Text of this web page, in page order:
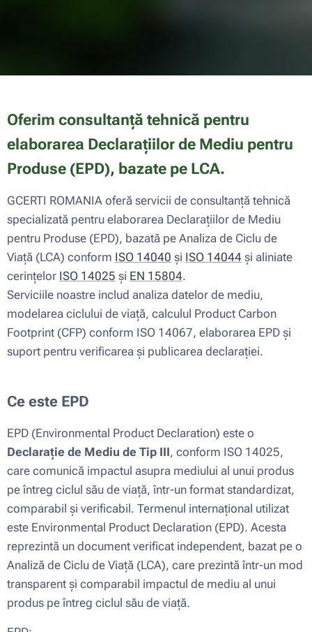
Oferim consultanță tehnică pentru
elaborarea Declarațiilor de Mediu pentru
Produse (EPD), bazate pe LCA.
GCERTI ROMANIA oferă servicii de consultanță tehnică
specializată pentru elaborarea Declarațiilor de Mediu
pentru Produse (EPD), bazată pe Analiza de Ciclu de
Viață (LCA) conform ISO 14040 și ISO 14044 și aliniate
cerințelor ISO 14025 și EN 15804.
Serviciile noastre includ analiza datelor de mediu,
modelarea ciclului de viață, calculul Product Carbon
Footprint (CFP) conform ISO 14067, elaborarea EPD și
suport pentru verificarea și publicarea declarației.
Ce este EPD
EPD (Environmental Product Declaration) este o
Declarație de Mediu de Tip III, conform ISO 14025,
care comunică impactul asupra mediului al unui produs
pe întreg ciclul său de viață, într-un format standardizat,
comparabil și verificabil. Termenul internațional utilizat
este Environmental Product Declaration (EPD). Acesta
reprezintă un document verificat independent, bazat pe o
Analiză de Ciclu de Viață (LCA), care prezintă într-un mod
transparent și comparabil impactul de mediu al unui
produs pe întreg ciclul său de viață.